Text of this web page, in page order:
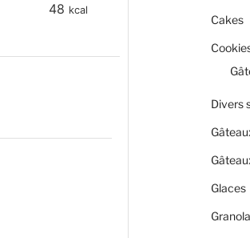
48 kcal
Cakes
Divers
Glaces